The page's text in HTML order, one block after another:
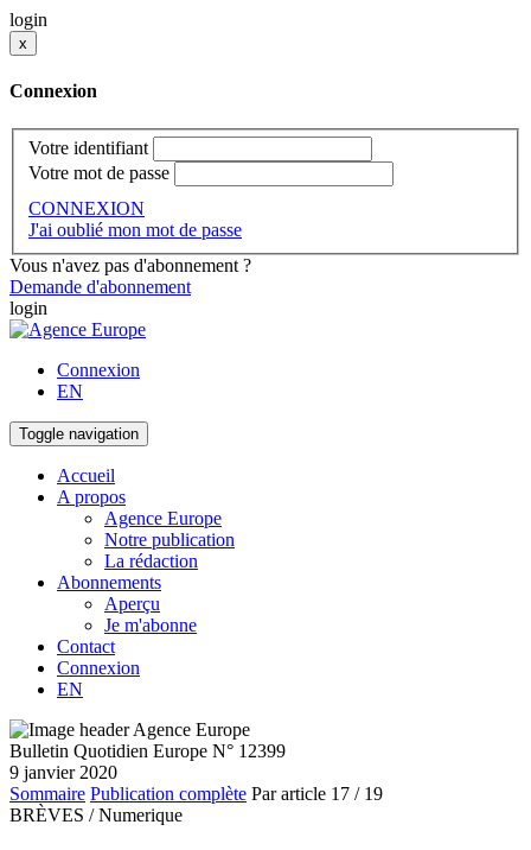
login
x
Connexion
Votre identifiant
Votre mot de passe
CONNEXION
J'ai oublié mon mot de passe
Vous n'avez pas d'abonnement ?
Demande d'abonnement
login
Connexion
EN
Toggle navigation
Accueil
A propos
Agence Europe
Notre publication
La rédaction
Abonnements
Aperçu
Je m'abonne
Contact
Connexion
EN
Bulletin Quotidien Europe N° 12399
9 janvier 2020
Sommaire Publication complète Par article 17 / 19
BRÈVES / Numerique